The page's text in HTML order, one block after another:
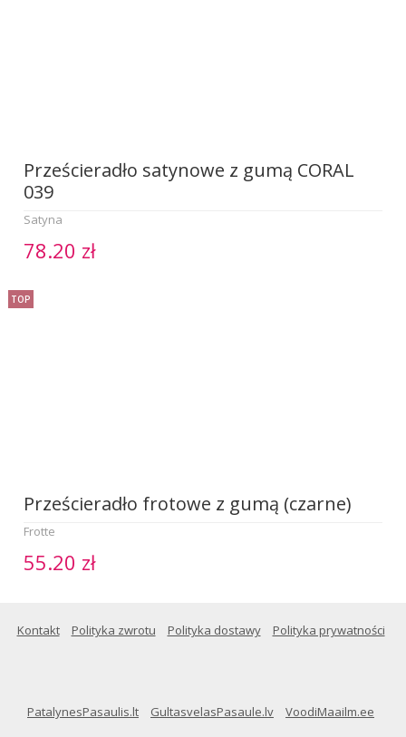
Prześcieradło satynowe z gumą CORAL
039
Satyna
78.20 zł
TOP
Prześcieradło frotowe z gumą (czarne)
Frotte
55.20 zł
Kontakt Polityka zwrotu Polityka dostawy Polityka prywatności
PatalynesPasaulis.lt GultasvelasPasaule.lv VoodiMaailm.ee